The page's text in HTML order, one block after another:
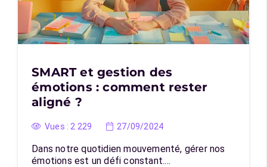
SMART et gestion des
émotions : comment rester
aligné ?
Vues : 2 229 27/09/2024
Dans notre quotidien mouvementé, gérer nos
émotions est un défi constant.…